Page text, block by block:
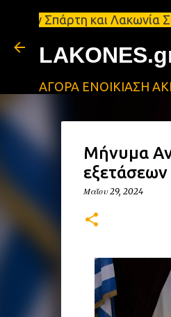
και Λακωνία
ΑΓΟΡΑ ΕΝΟΙΚΙΑΣΗ
Μήνυμα
εξετάσεων
Μαΐου 29, 2024